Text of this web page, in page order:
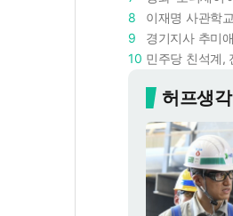
8
9
10
허프생각